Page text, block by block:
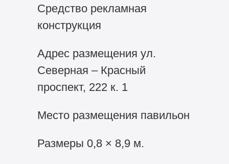
Средство рекламная
конструкция
Адрес размещения ул.
Северная – Красный
проспект, 222 к. 1
Место размещения павильон
Размеры 0,8 × 8,9 м.